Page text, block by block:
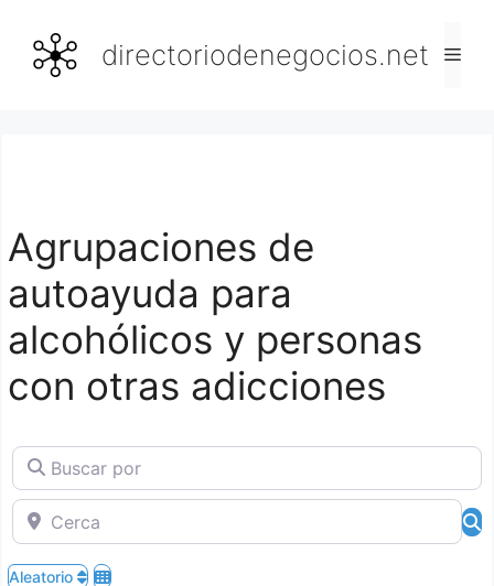
contenido
directoriodenegocios.net
Agrupaciones de
autoayuda para
alcohólicos y personas
con otras adicciones
Buscar por
Cerca
Aleatorio